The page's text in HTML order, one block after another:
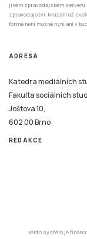
jiném zpravodajském serveru
zpravodajství. Mazání už
formě není možné nyní ani v
ADRESA
Katedra mediálních
Fakulta sociálních
Joštova 10,
602 00 Brno
REDAKCE
Tento systém je